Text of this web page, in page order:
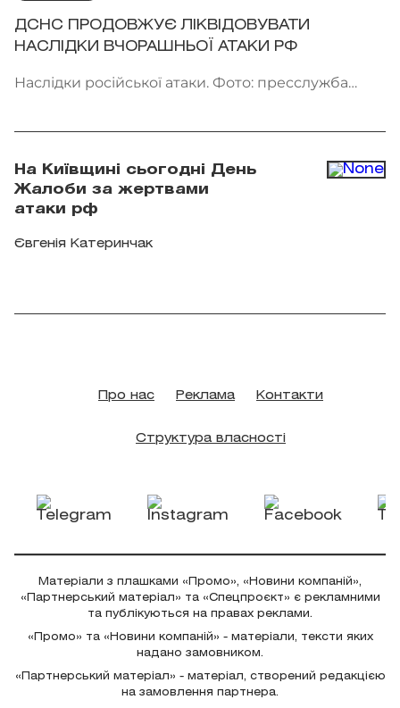
ДСНС ПРОДОВЖУЄ ЛІКВІДОВУВАТИ
НАСЛІДКИ ВЧОРАШНЬОЇ АТАКИ РФ
Наслідки російської атаки. Фото: пресслужба
На Київщині сьогодні День
Жалоби за жертвами
атаки рф
Євгенія Катеринчак
Про нас Реклама Контакти
Структура власності
Матеріали з плашками «Промо», «Новини компаній»,
«Партнерський матеріал» та «Спецпроєкт» є рекламними
та публікуються на правах реклами.
«Промо» та «Новини компаній» - матеріали, тексти яких
надано замовником.
«Партнерський матеріал» - матеріал, створений редакцією
на замовлення партнера.